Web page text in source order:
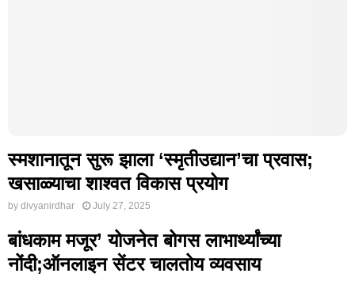
स्मशानातून सुरू झाला ‘स्मृतीउद्यान’चा प्रवास;
खसाळ्याचा शाश्वत विकास प्रयोग
by divyanirdhar July 27, 2025
बांधकाम मजूर’ योजनेत बोगस लाभार्थ्यांच्या
नोंदी;ऑनलाइन सेंटर चालतोय व्यवसाय